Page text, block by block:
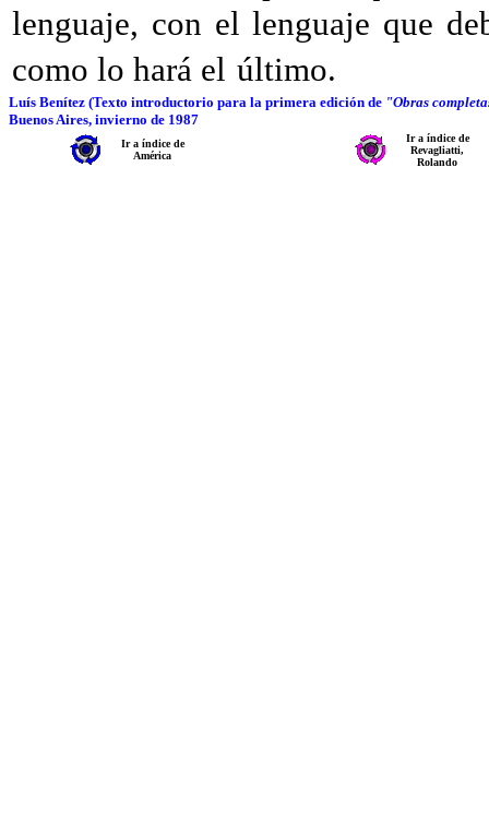
lenguaje, con el lenguaje que
como lo hará el último.
Luís Benítez (Texto introductorio para la primera edición de "Obras
Buenos Aires, invierno de 1987
Ir a índice de
América
Ir a índice de
Revagliatti,
Rolando